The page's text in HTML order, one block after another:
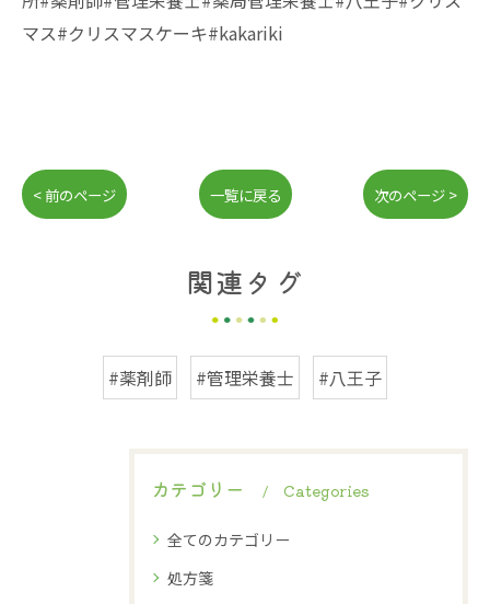
マス#クリスマスケーキ#kakariki
< 前のページ 一覧に戻る 次のページ >
関連タグ
#薬剤師 #管理栄養士 #八王子
カテゴリー Categories
全てのカテゴリー
処方箋